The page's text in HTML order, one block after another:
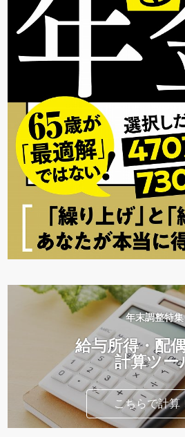
年末調整特集
給与所得・配
計算ツー
こちらで計算